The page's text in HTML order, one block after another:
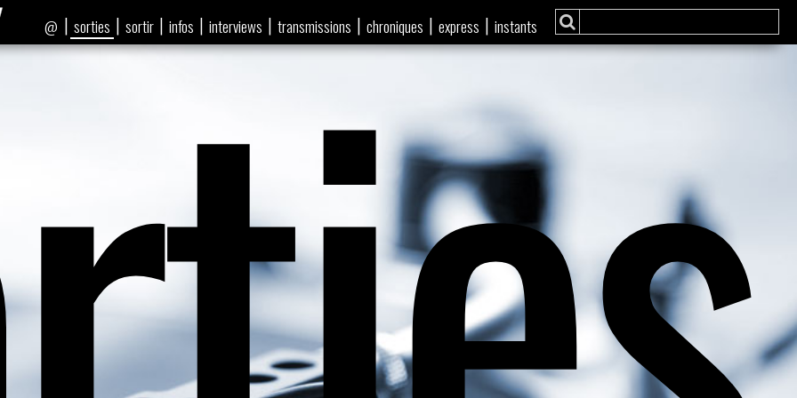
| sorties | sortir | infos | interviews | transmissions | chroniques | express | instants
@